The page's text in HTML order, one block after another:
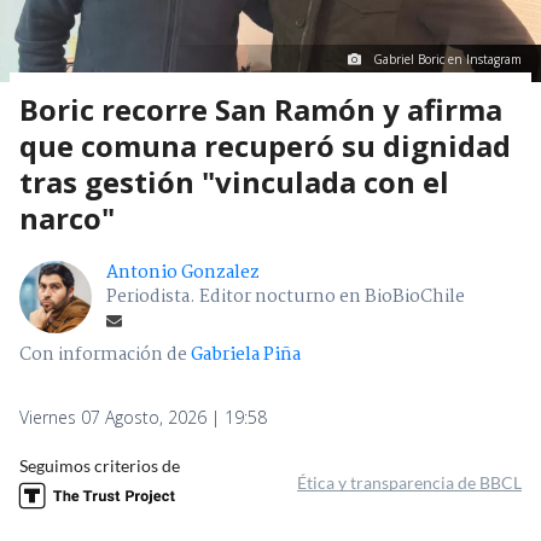
Gabriel Boric en Instagram
Boric recorre San Ramón y afirma
que comuna recuperó su dignidad
tras gestión "vinculada con el
narco"
Antonio Gonzalez
Periodista. Editor nocturno en BioBioChile
Con información deGabriela Piña
Viernes 07 Agosto, 2026 | 19:58
Seguimos criterios de
Ética y transparencia de BBCL